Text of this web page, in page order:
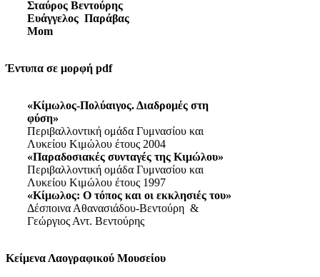
Σταύρος Βεντούρης
Ευάγγελος Παράβας
Mom
Έντυπα σε μορφή pdf
«Κίμωλος-Πολύαιγος. Διαδρομές στη
φύση»
Περιβαλλοντική ομάδα Γυμνασίου και
Λυκείου Κιμώλου έτους 2004
«Παραδοσιακές συνταγές της Κιμώλου»
Περιβαλλοντική ομάδα Γυμνασίου και
Λυκείου Κιμώλου έτους 1997
«Κίμωλος: Ο τόπος και οι εκκλησιές του»
Δέσποινα Αθανασιάδου-Βεντούρη &
Γεώργιος Αντ. Βεντούρης
Κείμενα Λαογραφικού Μουσείου